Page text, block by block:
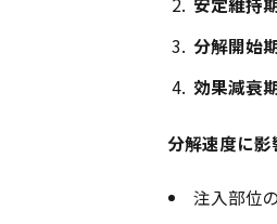
分解開始
効果減衰
分解速度に影
注入部位